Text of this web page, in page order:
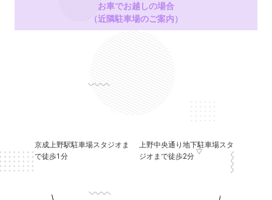
お車でお越しの場合
（近隣駐車場のご案内）
京成上野駅駐車場スタジオま
で徒歩1分
上野中央通り地下駐車場スタ
ジオまで徒歩2分